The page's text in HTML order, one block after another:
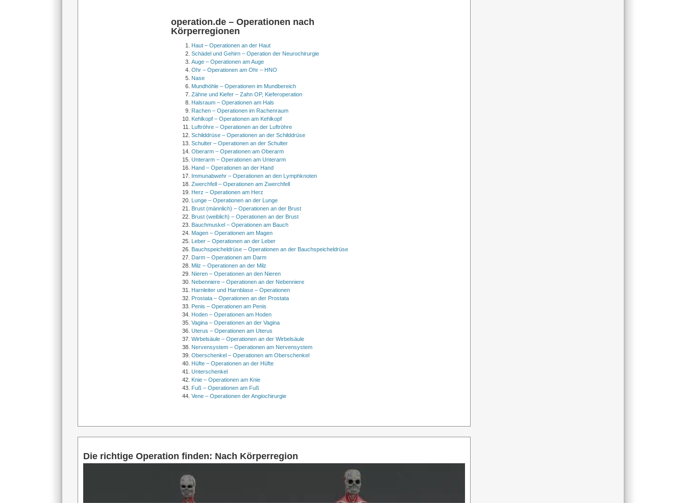
operation.de – Operationen nach
Körperregionen
Haut – Operationen an der Haut
Schädel und Gehirn – Operation der Neurochirurgie
Auge – Operationen am Auge
Ohr – Operationen am Ohr – HNO
Nase
Mundhöhle – Operationen im Mundbereich
Zähne und Kiefer – Zahn OP, Kieferoperation
Halsraum – Operationen am Hals
Rachen – Operationen im Rachenraum
Kehlkopf – Operationen am Kehlkopf
Luftröhre – Operationen an der Luftröhre
Schilddrüse – Operationen an der Schilddrüse
Schulter – Operationen an der Schulter
Oberarm – Operationen am Oberarm
Unterarm – Operationen am Unterarm
Hand – Operationen an der Hand
Immunabwehr – Operationen an den Lymphknoten
Zwerchfell – Operationen am Zwerchfell
Herz – Operationen am Herz
Lunge – Operationen an der Lunge
Brust (männlich) – Operationen an der Brust
Brust (weiblich) – Operationen an der Brust
Bauchmuskel – Operationen am Bauch
Magen – Operationen am Magen
Leber – Operationen an der Leber
Bauchspeicheldrüse – Operationen an der Bauchspeicheldrüse
Darm – Operationen am Darm
Milz – Operationen an der Milz
Nieren – Operationen an den Nieren
Nebenniere – Operationen an der Nebenniere
Harnleiter und Harnblase – Operationen
Prostata – Operationen an der Prostata
Penis – Operationen am Penis
Hoden – Operationen am Hoden
Vagina – Operationen an der Vagina
Uterus – Operationen am Uterus
Wirbelsäule – Operationen an der Wirbelsäule
Nervensystem – Operationen am Nervensystem
Oberschenkel – Operationen am Oberschenkel
Hüfte – Operationen an der Hüfte
Unterschenkel
Knie – Operationen am Knie
Fuß – Operationen am Fuß
Vene – Operationen der Angiochirurgie
Die richtige Operation finden: Nach Körperregion